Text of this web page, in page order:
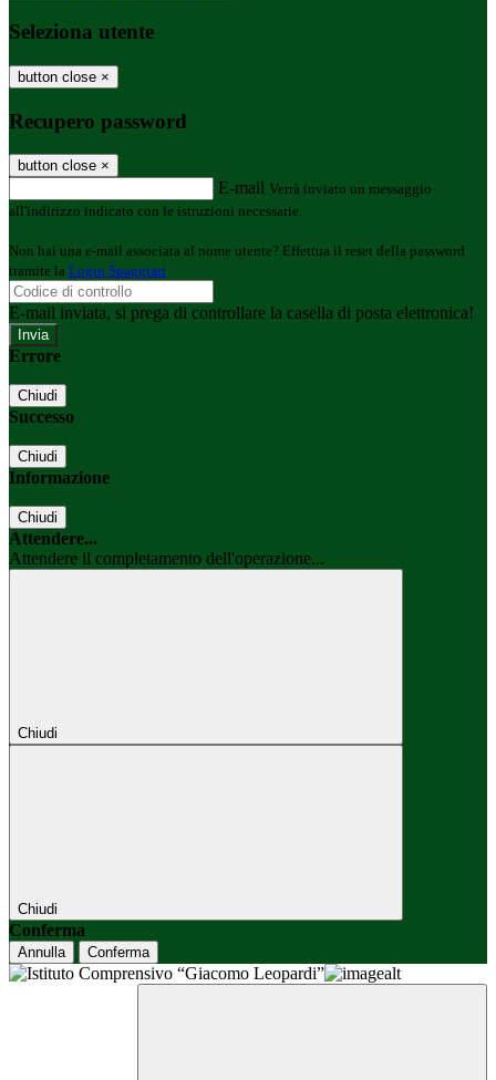
Seleziona utente
button close ×
Recupero password
button close ×
E-mail Verrà inviato un messaggio
all'indirizzo indicato con le istruzioni necessarie.
Non hai una e-mail associata al nome utente? Effettua il reset della password
tramite la Login Spaggiari
E-mail inviata, si prega di controllare la casella di posta elettronica!
Errore
Chiudi
Successo
Chiudi
Informazione
Chiudi
Attendere...
Attendere il completamento dell'operazione...
Chiudi
Chiudi
Conferma
Annulla Conferma